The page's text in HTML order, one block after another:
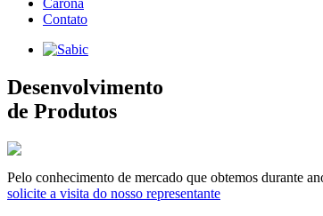
Contato
Desenvolvimento
de Produtos
Pelo conhecimento de mercado que obtemos durante
solicite a visita do nosso representante